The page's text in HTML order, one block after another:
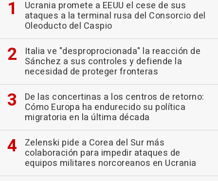
Ucrania promete a EEUU el cese de sus
ataques a la terminal rusa del Consorcio del
Oleoducto del Caspio
Italia ve "desproprocionada" la reacción de
Sánchez a sus controles y defiende la
necesidad de proteger fronteras
De las concertinas a los centros de retorno:
Cómo Europa ha endurecido su política
migratoria en la última década
Zelenski pide a Corea del Sur más
colaboración para impedir ataques de
equipos militares norcoreanos en Ucrania